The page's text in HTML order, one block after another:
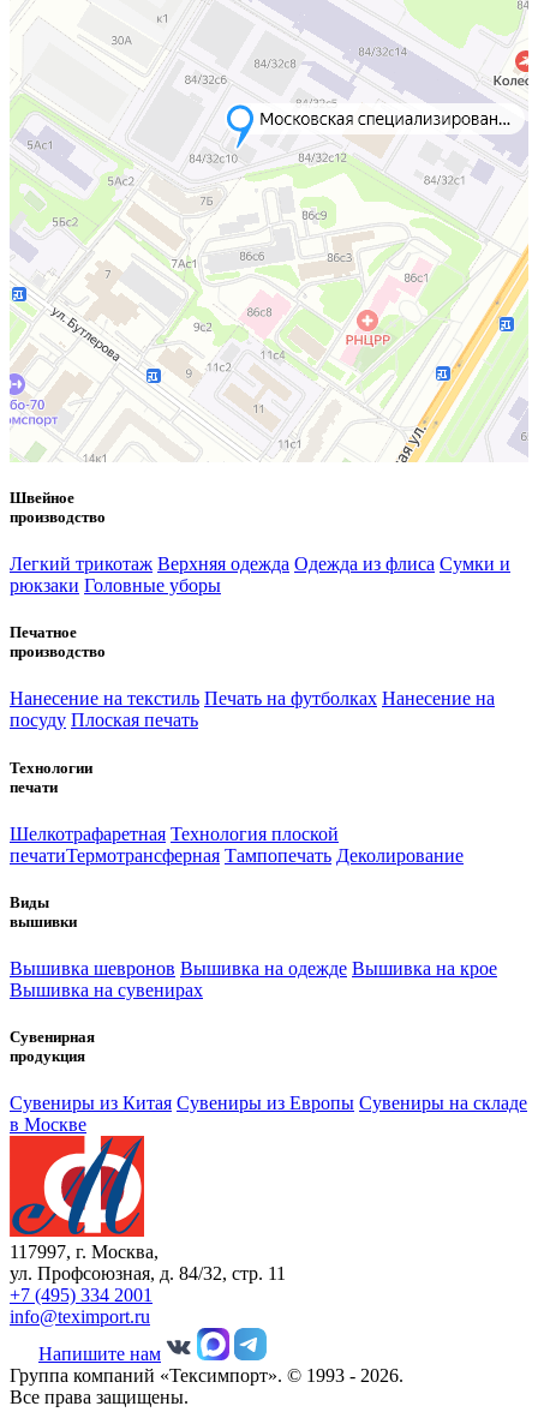
Швейное
производство
Легкий трикотаж Верхняя одежда Одежда из флиса Сумки и
рюкзаки Головные уборы
Печатное
производство
Нанесение на текстиль Печать на футболках Нанесение на
посуду Плоская печать
Технологии
печати
Шелкотрафаретная Технология плоской
печатиТермотрансферная Тампопечать Деколирование
Виды
вышивки
Вышивка шевронов Вышивка на одежде Вышивка на крое
Вышивка на сувенирах
Сувенирная
продукция
Сувениры из Китая Сувениры из Европы Сувениры на складе
в Москве
117997, г. Москва,
ул. Профсоюзная, д. 84/32, стр. 11
+7 (495) 334 2001
info@teximport.ru
Напишите нам
Группа компаний «Тексимпорт». © 1993 - 2026.
Все права защищены.